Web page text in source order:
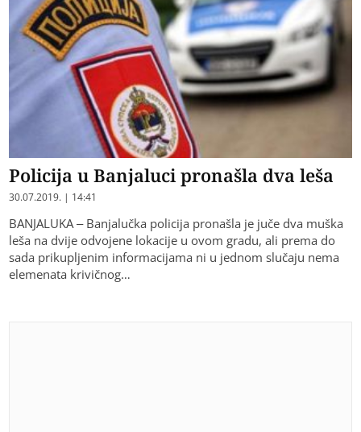
Policija u Banjaluci pronašla dva leša
30.07.2019. | 14:41
BANJALUKA – Banjalučka policija pronašla je juče dva muška
leša na dvije odvojene lokacije u ovom gradu, ali prema do
sada prikupljenim informacijama ni u jednom slučaju nema
elemenata krivičnog…